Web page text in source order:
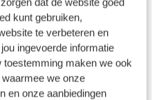
dat de website goed
kunt gebruiken,
te verbeteren en
ingevoerde informatie
toestemming maken we ook
we onze
en onze aanbiedingen
la carte